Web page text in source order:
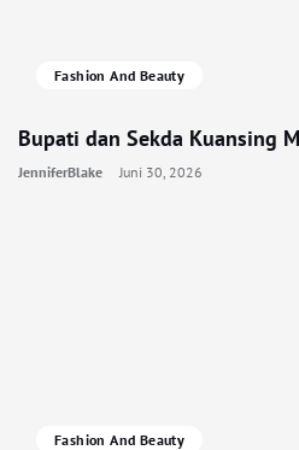
Fashion And Beauty
Bupati dan Sekda Kuansing
JenniferBlake Juni 30, 2026
Fashion And Beauty